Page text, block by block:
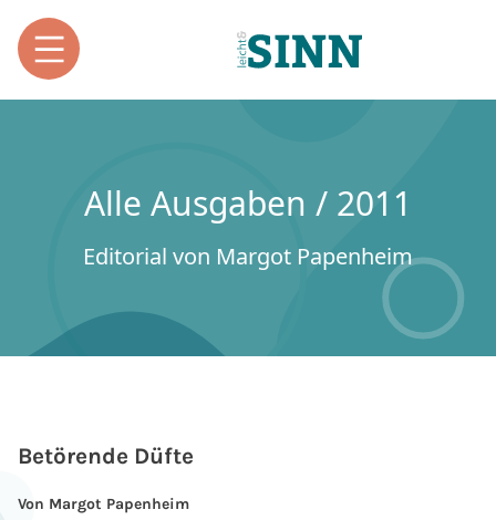
Alle Ausgaben / 2011
Editorial von Margot Papenheim
Betörende Düfte
Von Margot Papenheim